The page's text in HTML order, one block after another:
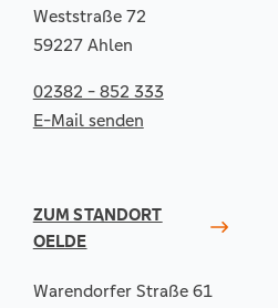
Weststraße 72
59227 Ahlen
02382 - 852 333
E-Mail senden
ZUM STANDORT
OELDE
Warendorfer Straße 61